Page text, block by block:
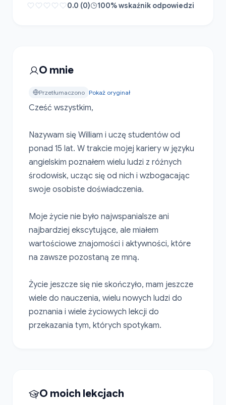
0.0 (0) 100% wskaźnik odpowiedzi
O mnie
Przetłumaczono Pokaż oryginał
Cześć wszystkim,
Nazywam się William i uczę studentów od
ponad 15 lat. W trakcie mojej kariery w języku
angielskim poznałem wielu ludzi z różnych
środowisk, ucząc się od nich i wzbogacając
swoje osobiste doświadczenia.
Moje życie nie było najwspanialsze ani
najbardziej ekscytujące, ale miałem
wartościowe znajomości i aktywności, które
na zawsze pozostaną ze mną.
Życie jeszcze się nie skończyło, mam jeszcze
wiele do nauczenia, wielu nowych ludzi do
poznania i wiele życiowych lekcji do
przekazania tym, których spotykam.
O moich lekcjach